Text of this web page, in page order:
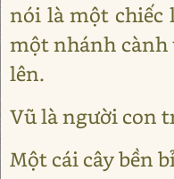
nói là một chiếc
một nhánh cành
lên.
Vũ là người con
Một cái cây bền